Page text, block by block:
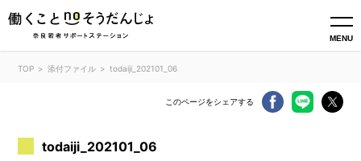
MENU
TOP 添付ファイル todaiji_202101_06
このページをシェアする
todaiji_202101_06